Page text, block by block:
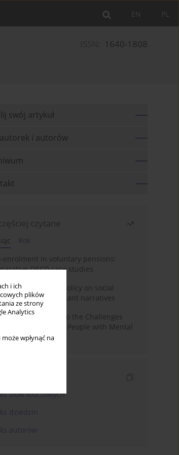
i ich
plików
ze strony
Analytics
wpłynąć na
PL
EN
1640-1808
swój artykuł
i autorów
czytane
Rok
enrolment in voluntary pensions:
OECD case studies
climate policy on social
platforms: Dominant narratives
Insights into the Challenges
Needs of Homeless People with Mental
słów kluczowych
dziedzin
autorów